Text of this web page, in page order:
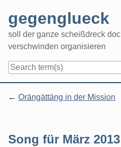
content
gegenglueck
soll der ganze scheißdreck
verschwinden organisieren
Orängättäng in der Mission
Song für März